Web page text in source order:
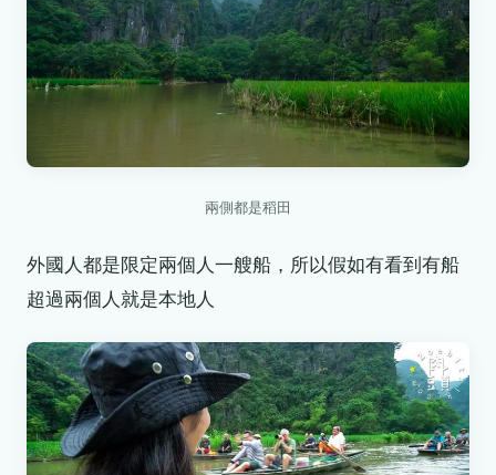
兩側都是稻田
外國人都是限定兩個人一艘船，所以假如有看到有船
超過兩個人就是本地人